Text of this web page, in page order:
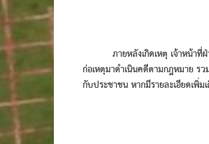
ภายหลังเกิดเหตุ เจ้าหน้าที่ฝ่า
ก่อเหตุมาดำเนินคดีตามกฎหมาย ร
กับประชาชน หากมีรายละเอียดเพิ่ม